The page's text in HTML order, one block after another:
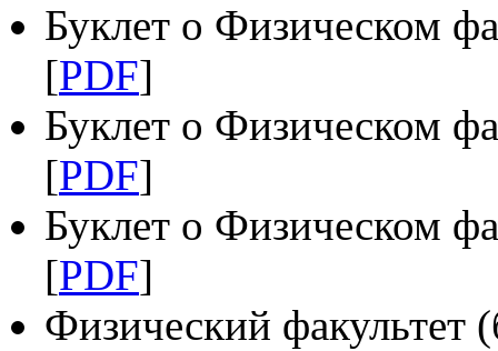
Буклет о Физическом
[PDF]
Буклет о Физическом
[PDF]
Буклет о Физическом
[PDF]
Физический факультет